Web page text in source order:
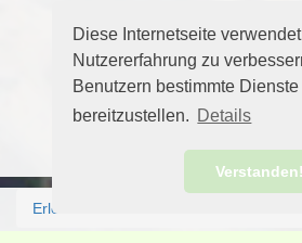
Diese Internetseite
Nutzererfahrung zu
Benutzern bestimmte
bereitzustellen. Details
Verstanden!
Erlebnis Norden